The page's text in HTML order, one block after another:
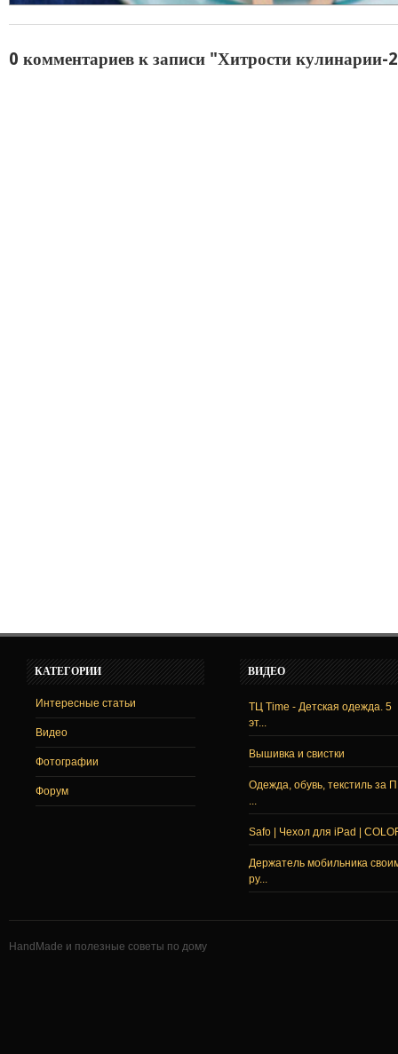
0 комментариев к записи "Хитрости кулинарии-
КАТЕГОРИИ
Интересные статьи
Видео
Фотографии
Форум
ВИДЕО
ТЦ Time - Детская одежда. 5
эт...
Вышивка и свистки
Одежда, обувь, текстиль за
...
Safo | Чехол для iPad |
Держатель мобильника
ру...
HandMade и полезные советы по дому